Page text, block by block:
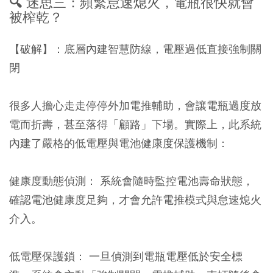
被榨乾？
【破解】： 底層內建智慧防線，電壓過低直接強制關
閉
很多人擔心走走停停外加電推輔助，會讓電瓶過度放
電而折壽，甚至落得「顧路」下場。實際上，此系統
內建了嚴格的低電壓與電池健康度保護機制：
健康度動態偵測：
系統會隨時監控電池壽命狀態，
確認電池健康度足夠，才會允許電推模式與怠速熄火
介入。
低電壓保護鎖：
一旦偵測到電瓶電壓低於安全標